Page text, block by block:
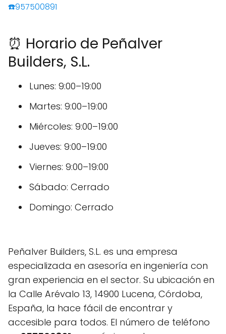
☎️957500891
⏰ Horario de Peñalver
Builders, S.L.
Lunes: 9:00–19:00
Martes: 9:00–19:00
Miércoles: 9:00–19:00
Jueves: 9:00–19:00
Viernes: 9:00–19:00
Sábado: Cerrado
Domingo: Cerrado
Peñalver Builders, S.L. es una empresa
especializada en asesoría en ingeniería con
gran experiencia en el sector. Su ubicación en
la Calle Arévalo 13, 14900 Lucena, Córdoba,
España, la hace fácil de encontrar y
accesible para todos. El número de teléfono